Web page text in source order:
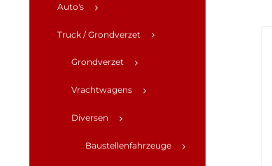
Auto's
Truck / Grondverzet
Grondverzet
Vrachtwagens
Diversen
Baustellenfahrzeuge